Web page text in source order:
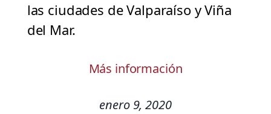
las ciudades de Valparaíso y Viña
del Mar.
Más información
enero 9, 2020